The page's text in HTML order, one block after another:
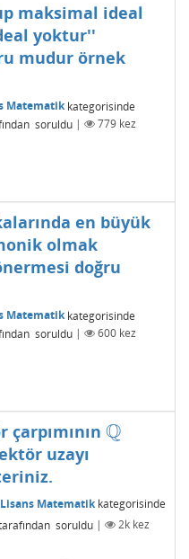
maksimal ideal
yoktur''
mudur örnek
Matematikkategorisinde
soruldu | 779kez
en büyük
olmak
doğru
Matematikkategorisinde
soruldu | 600kez
çarpımınınQ
Q
uzayı
Lisans Matematikkategorisinde
soruldu | 2kkez